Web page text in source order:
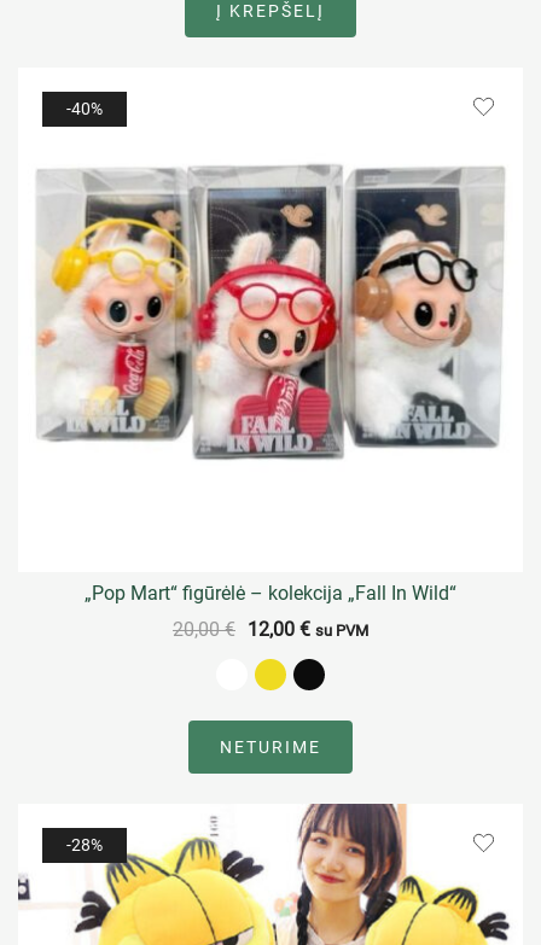
Į KREPŠELĮ
-40%
„Pop Mart“ figūrėlė – kolekcija „Fall In Wild“
20,00€ 12,00 € su PVM
NETURIME
-28%